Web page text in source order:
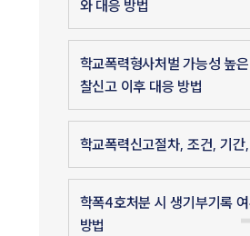
와 대응 방법
학교폭력형사처벌 가능성 높
찰신고 이후 대응 방법
학교폭력신고절차, 조건, 기간
학폭4호처분 시 생기부기록
방법